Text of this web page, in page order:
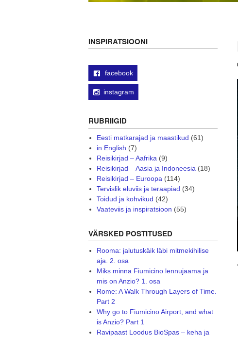
INSPIRATSIOONI
facebook
instagram
RUBRIIGID
Eesti matkarajad ja maastikud (61)
in English (7)
Reisikirjad – Aafrika(9)
Reisikirjad – Aasia ja Indoneesia(18)
Reisikirjad – Euroopa(114)
Tervislik eluviis ja teraapiad (34)
Toidud ja kohvikud (42)
Vaateviis ja inspiratsioon (55)
VÄRSKED POSTITUSED
Rooma: jalutuskäik läbi mitmekihilise
aja. 2. osa
Miks minna Fiumicino lennujaama ja
mis on Anzio? 1. osa
Rome: A Walk Through Layers of Time.
Part 2
Why go to Fiumicino Airport, and what
is Anzio? Part 1
Ravipaast Loodus BioSpas – keha ja